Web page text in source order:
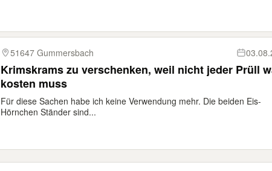
51647 Gummersbach
Krimskrams zu verschenken, weil nicht jeder Prüll
kosten muss
Für diese Sachen habe ich keine Verwendung mehr. Die beiden Eis-
Hörnchen Ständer sind...